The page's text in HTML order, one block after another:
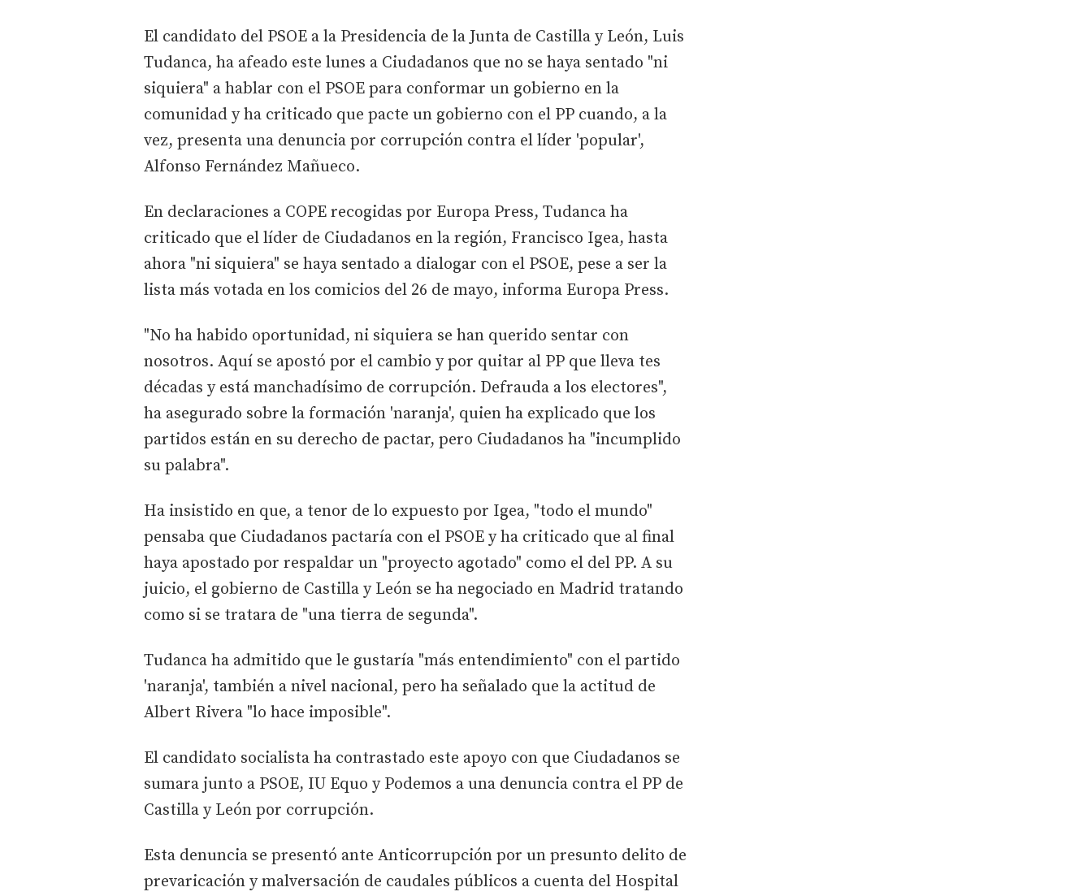
El candidato del PSOE a la Presidencia de la Junta de Castilla y León, Luis
Tudanca, ha afeado este lunes a Ciudadanos que no se haya sentado "ni
siquiera" a hablar con el PSOE para conformar un gobierno en la
comunidad y ha criticado que pacte un gobierno con el PP cuando, a la
vez, presenta una denuncia por corrupción contra el líder 'popular',
Alfonso Fernández Mañueco.
En declaraciones a COPE recogidas por Europa Press, Tudanca ha
criticado que el líder de Ciudadanos en la región, Francisco Igea, hasta
ahora "ni siquiera" se haya sentado a dialogar con el PSOE, pese a ser la
lista más votada en los comicios del 26 de mayo, informa Europa Press.
"No ha habido oportunidad, ni siquiera se han querido sentar con
nosotros. Aquí se apostó por el cambio y por quitar al PP que lleva tes
décadas y está manchadísimo de corrupción. Defrauda a los electores",
ha asegurado sobre la formación 'naranja', quien ha explicado que los
partidos están en su derecho de pactar, pero Ciudadanos ha "incumplido
su palabra".
Ha insistido en que, a tenor de lo expuesto por Igea, "todo el mundo"
pensaba que Ciudadanos pactaría con el PSOE y ha criticado que al final
haya apostado por respaldar un "proyecto agotado" como el del PP. A su
juicio, el gobierno de Castilla y León se ha negociado en Madrid tratando
como si se tratara de "una tierra de segunda".
Tudanca ha admitido que le gustaría "más entendimiento" con el partido
'naranja', también a nivel nacional, pero ha señalado que la actitud de
Albert Rivera "lo hace imposible".
El candidato socialista ha contrastado este apoyo con que Ciudadanos se
sumara junto a PSOE, IU Equo y Podemos a una denuncia contra el PP de
Castilla y León por corrupción.
Esta denuncia se presentó ante Anticorrupción por un presunto delito de
prevaricación y malversación de caudales públicos a cuenta del Hospital